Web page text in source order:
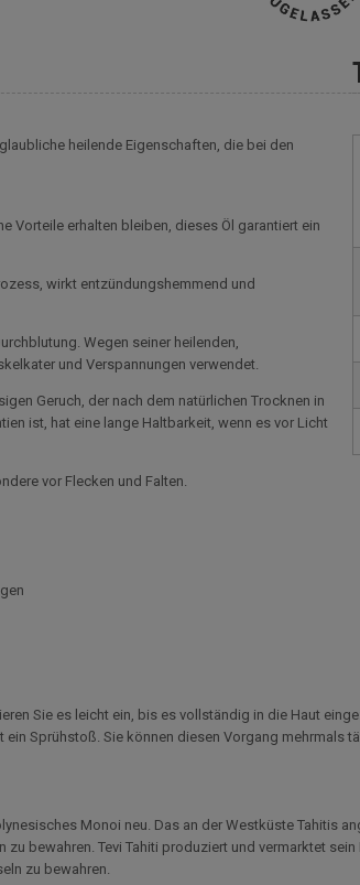
heilende Eigenschaften, die bei den
Vorteile erhalten bleiben, dieses Öl garantiert ein
wirkt entzündungshemmend und
Wegen seiner heilenden,
und Verspannungen verwendet.
Geruch, der nach dem natürlichen Trocknen in
ist, hat eine lange Haltbarkeit, wenn es vor Licht
vor Flecken und Falten.
Sie es leicht ein, bis es vollständig in die Haut
Sprühstoß. Sie können diesen Vorgang mehrmals
Monoi neu. Das an der Westküste Tahitis
bewahren. Tevi Tahiti produziert und vermarktet
zu bewahren.